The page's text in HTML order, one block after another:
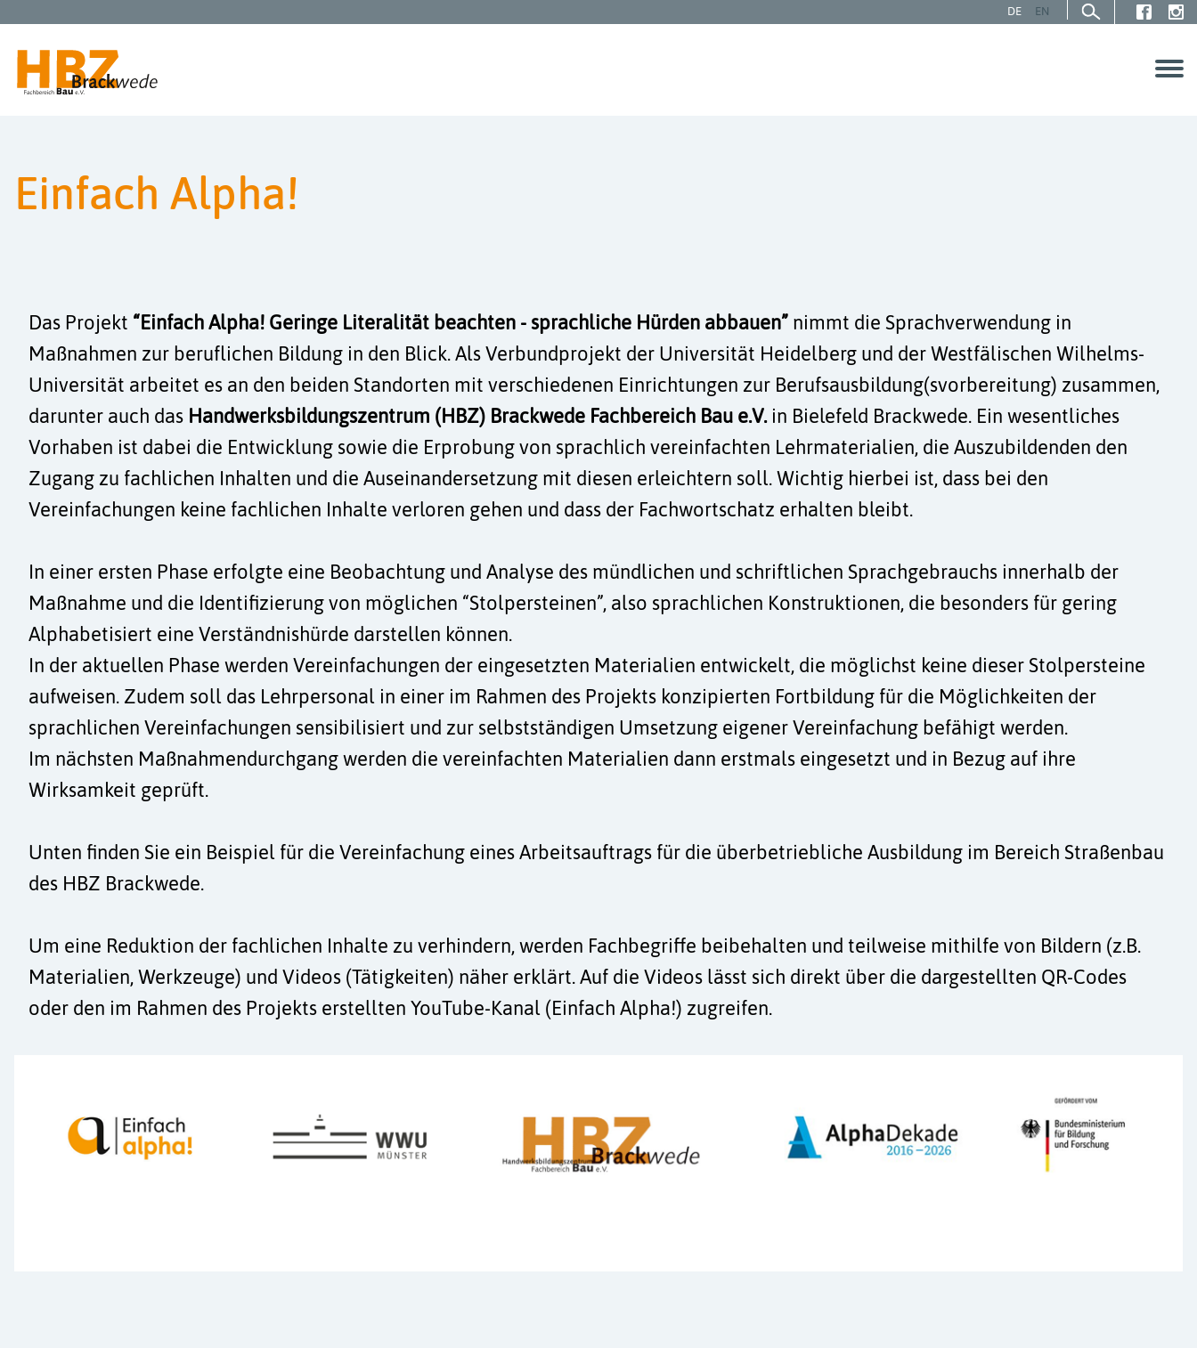
DE EN
Über uns
Service
Aktuelles
Kurse
Projekte
Kontakt
GESELLEN | MEISTER
Einfach Alpha!
Das Projekt “Einfach Alpha! Geringe Literalität beachten - sprachliche Hürden abbauen” nimmt die Sprachverwendung in
Maßnahmen zur beruflichen Bildung in den Blick. Als Verbundprojekt der Universität Heidelberg und der Westfälischen Wilhelms-
Universität arbeitet es an den beiden Standorten mit verschiedenen Einrichtungen zur Berufsausbildung(svorbereitung) zusammen,
darunter auch das Handwerksbildungszentrum (HBZ) Brackwede Fachbereich Bau e.V.in Bielefeld Brackwede. Ein wesentliches
Vorhaben ist dabei die Entwicklung sowie die Erprobung von sprachlich vereinfachten Lehrmaterialien, die Auszubildenden den
Zugang zu fachlichen Inhalten und die Auseinandersetzung mit diesen erleichtern soll. Wichtig hierbei ist, dass bei den
Vereinfachungen keine fachlichen Inhalte verloren gehen und dass der Fachwortschatz erhalten bleibt.
In einer ersten Phase erfolgte eine Beobachtung und Analyse des mündlichen und schriftlichen Sprachgebrauchs innerhalb der
Maßnahme und die Identifizierung von möglichen “Stolpersteinen”, also sprachlichen Konstruktionen, die besonders für gering
Alphabetisiert eine Verständnishürde darstellen können.
In der aktuellen Phase werden Vereinfachungen der eingesetzten Materialien entwickelt, die möglichst keine dieser Stolpersteine
aufweisen. Zudem soll das Lehrpersonal in einer im Rahmen des Projekts konzipierten Fortbildung für die Möglichkeiten der
sprachlichen Vereinfachungen sensibilisiert und zur selbstständigen Umsetzung eigener Vereinfachung befähigt werden.
Im nächsten Maßnahmendurchgang werden die vereinfachten Materialien dann erstmals eingesetzt und in Bezug auf ihre
Wirksamkeit geprüft.
Unten finden Sie ein Beispiel für die Vereinfachung eines Arbeitsauftrags für die überbetriebliche Ausbildung im Bereich Straßenbau
des HBZ Brackwede.
Um eine Reduktion der fachlichen Inhalte zu verhindern, werden Fachbegriffe beibehalten und teilweise mithilfe von Bildern (z.B.
Materialien, Werkzeuge) und Videos (Tätigkeiten) näher erklärt. Auf die Videos lässt sich direkt über die dargestellten QR-Codes
oder den im Rahmen des Projekts erstellten YouTube-Kanal (Einfach Alpha!) zugreifen.